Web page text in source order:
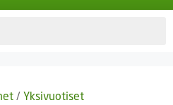
/ Yksivuotiset